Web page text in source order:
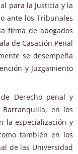
para la Justicia y la
ante los Tribunales
firma de abogados
de Casación Penal
se desempeña
y Juzgamiento
Derecho penal y
en los
la especialización y
también en los
de las Universidad